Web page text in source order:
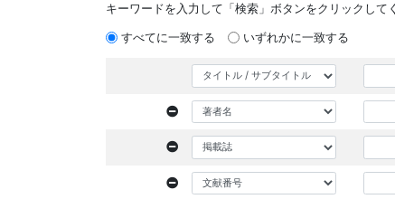
キーワードを入力して「検索」ボタンをクリックして
すべてに一致する
いずれかに一致する